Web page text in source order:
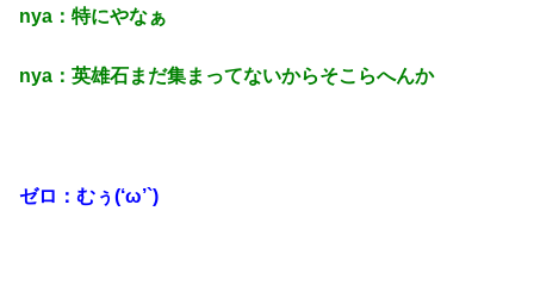
nya：特にやなぁ
nya：英雄石まだ集まってないからそこらへんか
ゼロ：むぅ(‘ω’`)